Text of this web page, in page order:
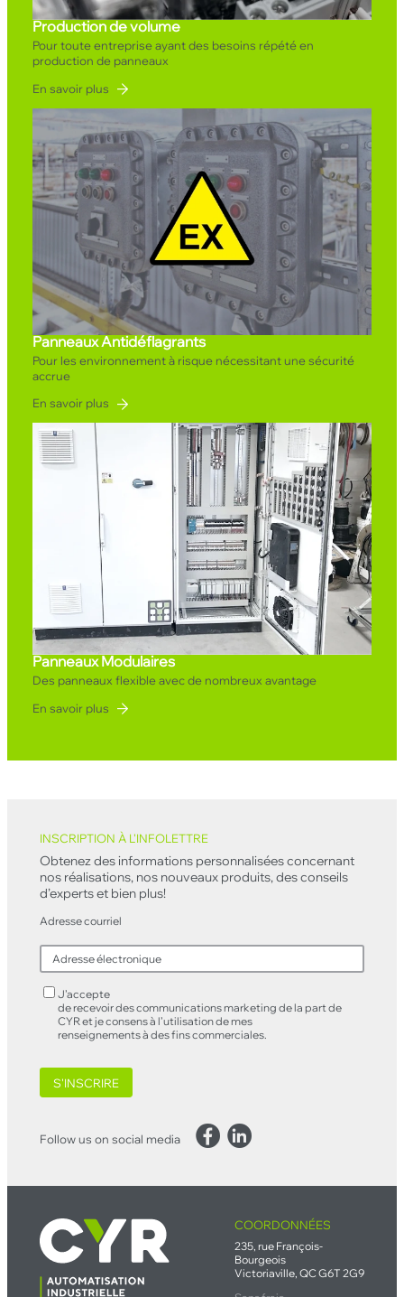
Production de volume
Pour toute entreprise ayant des besoins répété en
production de panneaux
En savoir plus
Panneaux Antidéflagrants
Pour les environnement à risque nécessitant une sécurité
accrue
En savoir plus
Panneaux Modulaires
Des panneaux flexible avec de nombreux avantage
En savoir plus
COORDONNÉES
235, rue François-
Bourgeois
Victoriaville, QC G6T 2G9
INSCRIPTION À L'INFOLETTRE
Obtenez des informations personnalisées concernant
nos réalisations, nos nouveaux produits, des conseils
d’experts et bien plus!
Adresse courriel
J’accepte
de recevoir des communications marketing de la part de
CYR et je consens à l’utilisation de mes
renseignements à des fins commerciales.
S'INSCRIRE
Follow us on social media Facebook